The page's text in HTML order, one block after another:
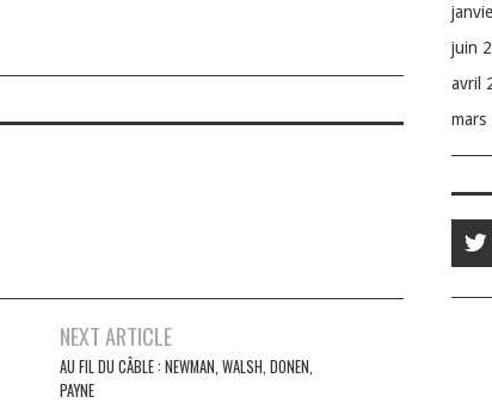
NEXT ARTICLE
AU FIL DU CÂBLE : NEWMAN, WALSH, DONEN,
PAYNE
juin
avril
mars